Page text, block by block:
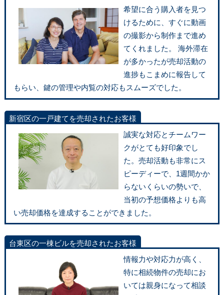
希望に合う購入者を見つ
けるために、すぐに動画
の撮影から制作まで進め
てくれました。 海外滞在
が多かったが売却活動の
進捗もこまめに報告して
もらい、鍵の管理や内覧の対応もスムーズでした。
新宿区の一戸建てを売却されたお客様
誠実な対応とチームワー
クがとても好印象でし
た。売却活動も非常にス
ピーディーで、1週間かか
らないくらいの勢いで、
当初の予想価格よりも高
い売却価格を達成することができました。
台東区の一棟ビルを売却されたお客様
情報力や対応力が高く、
特に相続物件の売却にお
いては親身になって相談